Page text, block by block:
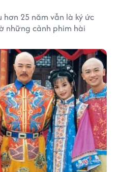
hơn 25 năm vẫn là ký ức
những cảnh phim hài